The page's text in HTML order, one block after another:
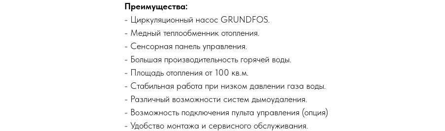
Преимущества:
- Циркуляционный насос GRUNDFOS.
- Медный теплообменник отопления.
- Сенсорная панель управления.
- Большая производительность горячей воды.
- Площадь отопления от 100 кв.м.
- Стабильная работа при низком давлении газа воды.
- Различный возможности систем дымоудаления.
- Возможность подключения пульта управления (опция)
- Удобство монтажа и сервисного обслуживания.